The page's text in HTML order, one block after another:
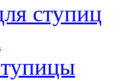
ступиц